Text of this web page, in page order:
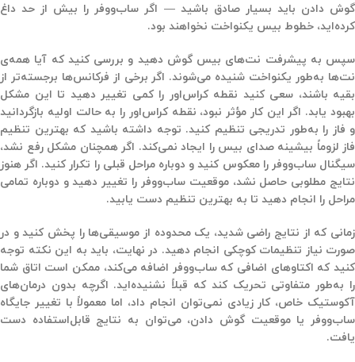
گوش دادن باید بسیار صادق باشید — اگر ساب‌ووفر را بیش از حد داغ
کرده‌اید، خطوط بیس یکنواخت نخواهند بود.
سپس به پیشرفت نت‌های بیس گوش دهید و بررسی کنید که آیا همه‌ی
نت‌ها به‌طور یکنواخت شنیده می‌شوند. اگر برخی از فرکانس‌ها برجسته‌تر از
بقیه باشند، سعی کنید نقطه کراس‌اور را کمی تغییر دهید تا این مشکل
بهبود یابد. اگر این کار مؤثر نبود، نقطه کراس‌اور را به حالت اولیه بازگردانید
و فاز را به‌طور تدریجی تنظیم کنید. توجه داشته باشید که بهترین تنظیم
فاز لزوماً بیشینه صدای بیس را ایجاد نمی‌کند. اگر همچنان مشکل رفع نشد،
سیگنال ساب‌ووفر را معکوس کنید و دوباره مراحل قبلی را تکرار کنید. اگر هنوز
نتایج مطلوبی حاصل نشد، موقعیت ساب‌ووفر را تغییر دهید و دوباره تمامی
مراحل را انجام دهید تا به بهترین تنظیم دست یابید.
زمانی که از نتایج راضی شدید، یک محدوده از موسیقی‌ها را پخش کنید و در
صورت نیاز تنظیمات کوچکی انجام دهید. در نهایت، باید به این نکته توجه
کنید که اکتاوهای اضافی که ساب‌ووفر اضافه می‌کند، ممکن است اتاق شما
را به‌طور متفاوتی تحریک کند که قبلاً نشنیده‌اید. اگرچه بدون درمان‌های
آکوستیک خاص، کار زیادی نمی‌توان انجام داد، اما معمولاً با تغییر جایگاه
ساب‌ووفر یا موقعیت گوش دادن، می‌توان به نتایج قابل‌استفاده دست
یافت.